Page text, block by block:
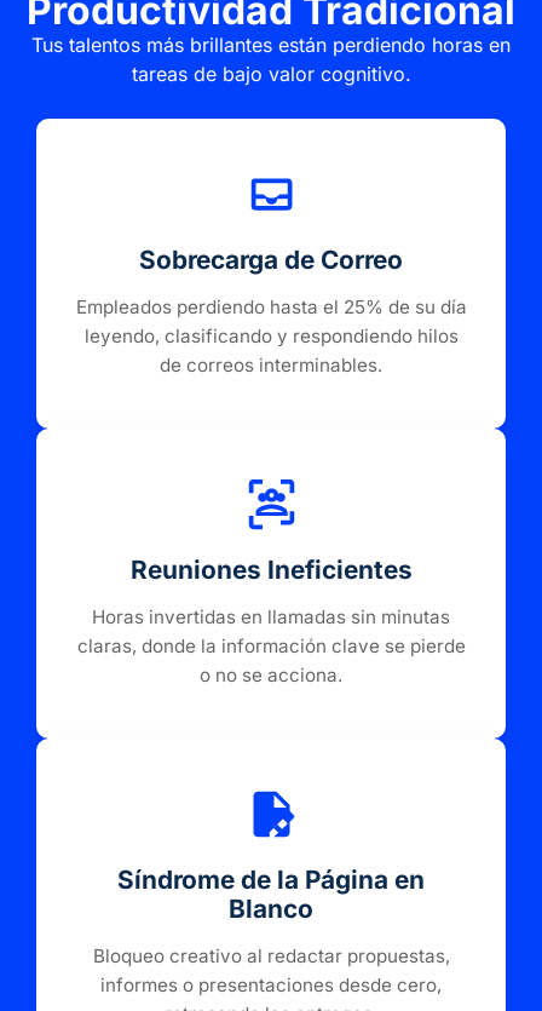
Productividad Tradicional
Tus talentos más brillantes están perdiendo horas en
tareas de bajo valor cognitivo.
Sobrecarga de Correo
Empleados perdiendo hasta el 25% de su día
leyendo, clasificando y respondiendo hilos
de correos interminables.
Reuniones Ineficientes
Horas invertidas en llamadas sin minutas
claras, donde la información clave se pierde
o no se acciona.
Síndrome de la Página en
Blanco
Bloqueo creativo al redactar propuestas,
informes o presentaciones desde cero,